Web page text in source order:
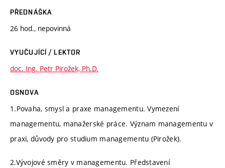
PŘEDNÁŠKA
26 hod., nepovinná
VYUČUJÍCÍ / LEKTOR
doc. Ing. Petr Pirožek, Ph.D.
OSNOVA
1.Povaha, smysl a praxe managementu. Vymezení
managementu, manažerské práce. Význam managementu v
praxi, důvody pro studium managementu (Pirožek).
2.Vývojové směry v managementu. Představení